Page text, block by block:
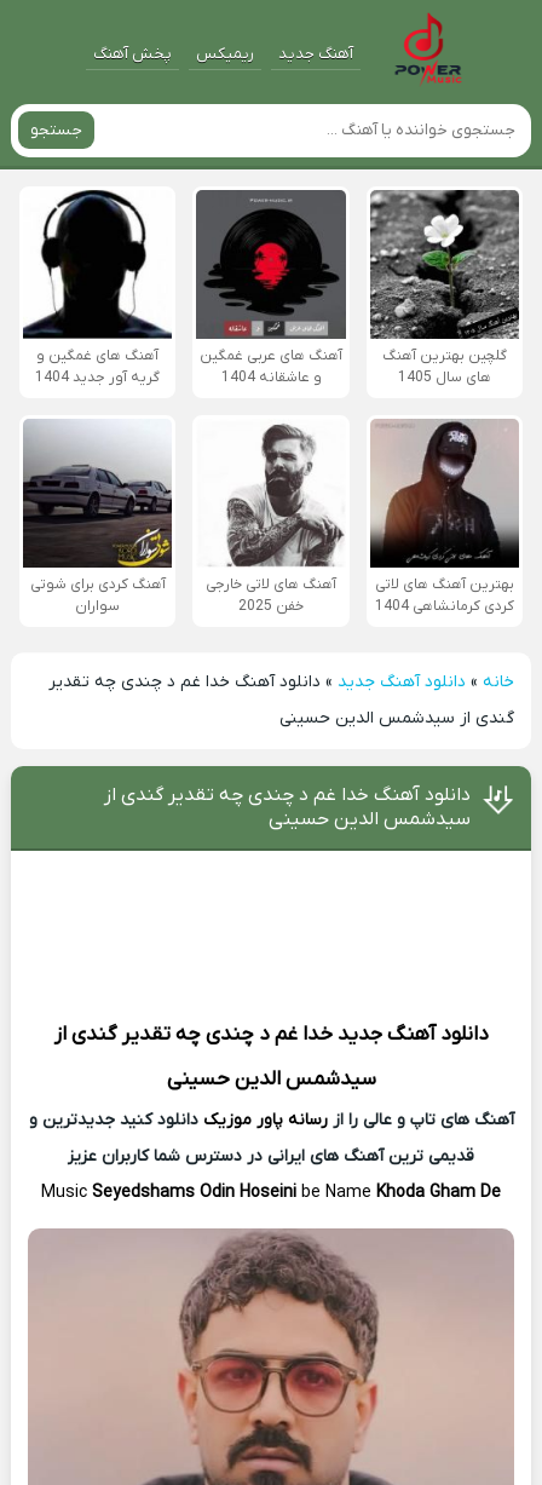
آهنگ جدید ریمیکس پخش آهنگ
جستجو
گلچین بهترین آهنگ
های سال 1405
آهنگ های عربی غمگین
و عاشقانه 1404
آهنگ های غمگین و
گریه آور جدید 1404
بهترین آهنگ های لاتی
کردی کرمانشاهی 1404
آهنگ های لاتی خارجی
خفن 2025
آهنگ کردی برای شوتی
سواران
خانه» دانلود آهنگ جدید » دانلود آهنگ خدا غم د چندی چه تقدیر
گندی از سیدشمس الدین حسینی
دانلود آهنگ خدا غم د چندی چه تقدیر گندی از
سیدشمس الدین حسینی
دانلود آهنگ جدید خدا غم د چندی چه تقدیر گندی از
سیدشمس الدین حسینی
آهنگ های تاپ و عالی را ازرسانه پاور موزیک دانلود کنید جدیدترین و
قدیمی ترین آهنگ های ایرانی در دسترس شما کاربران عزیز
Music Seyedshams Odin Hoseini be Name Khoda Gham De